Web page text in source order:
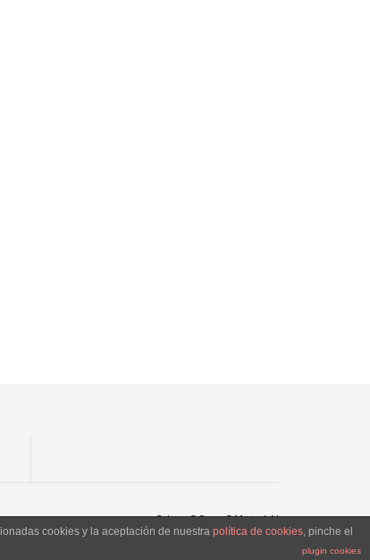
SJ SC SM LN
cookies y la aceptación de nuestra política de cookies, pinche el
plugin cookies